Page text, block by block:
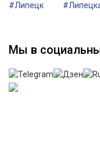
#Липецк
Мы в